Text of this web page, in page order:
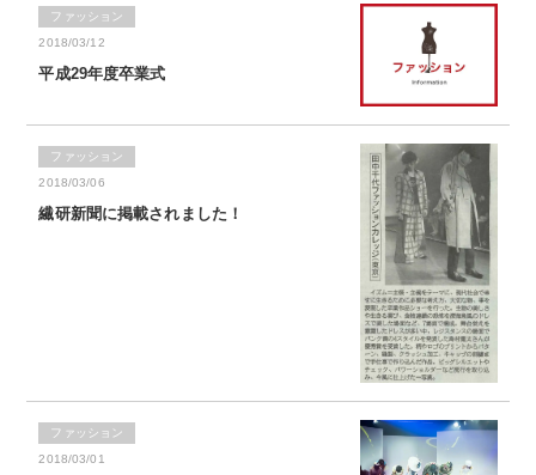
ファッション
2018/03/12
平成29年度卒業式
ファッション
2018/03/06
繊研新聞に掲載されました！
ファッション
2018/03/01